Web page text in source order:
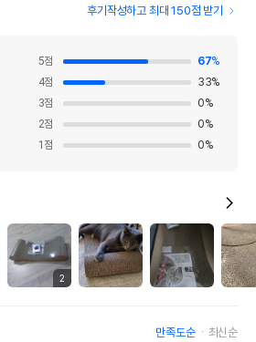
후기작성하고 최대 150점 받기
5점 67%
4점 33%
3점 0%
2점 0%
1 점 0%
2
만족도순 최신순